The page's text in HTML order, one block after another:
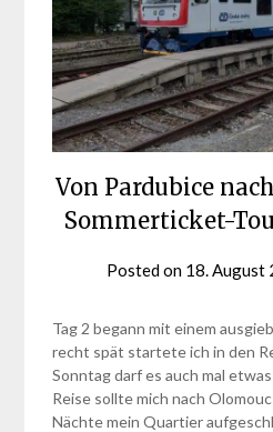
Von Pardubice
Sommerticket-
Posted on 18. August
Tag 2 begann mit einem
recht spät startete ich in den
Sonntag darf es auch mal
Reise sollte mich nach
Nächte mein Quartier